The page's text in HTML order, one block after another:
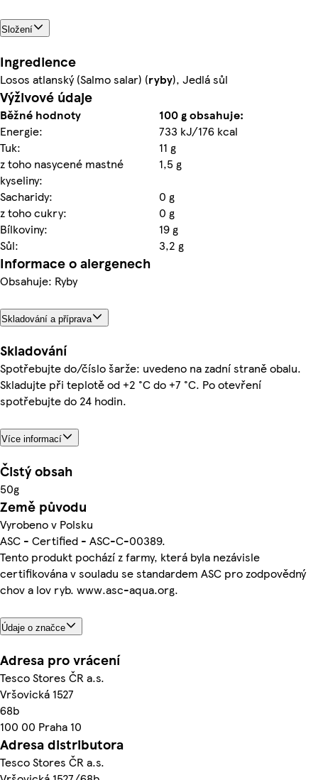
Složení
Ingredience
Losos atlanský (Salmo salar) (ryby), Jedlá sůl
Výživové údaje
Běžné hodnoty
100 g obsahuje:
Energie:
733 kJ/176 kcal
Tuk:
11 g
z toho nasycené mastné
kyseliny:
1,5 g
Sacharidy:
0 g
z toho cukry:
0 g
Bílkoviny:
19 g
Sůl:
3,2 g
Informace o alergenech
Obsahuje: Ryby
Skladování a příprava
Skladování
Spotřebujte do/číslo šarže: uvedeno na zadní straně obalu.
Skladujte při teplotě od +2 °C do +7 °C. Po otevření
spotřebujte do 24 hodin.
Více informací
Čistý obsah
50g
Země původu
Vyrobeno v Polsku
ASC - Certified - ASC-C-00389.
Tento produkt pochází z farmy, která byla nezávisle
certifikována v souladu se standardem ASC pro zodpovědný
chov a lov ryb. www.asc-aqua.org.
Údaje o značce
Adresa pro vrácení
Tesco Stores ČR a.s.
Vršovická 1527
68b
100 00 Praha 10
Adresa distributora
Tesco Stores ČR a.s.